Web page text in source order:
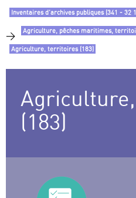
Inventaires d’archives publiques (341 -
> Agriculture, pêches maritimes,
Agriculture, territoires (183)
(183)